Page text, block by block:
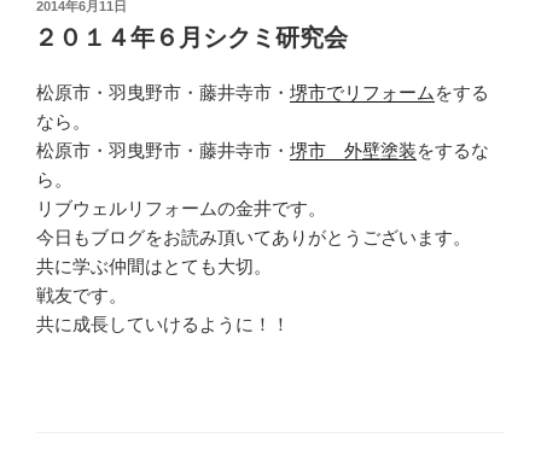
投
稿
日:
2014年6月11日
２０１４年６月シクミ研究会
松原市・羽曳野市・藤井寺市・ 堺市でリフォーム をする
なら。
松原市・羽曳野市・藤井寺市・ 堺市 外壁塗装をするな
ら。
リブウェルリフォームの金井です。
今日もブログをお読み頂いてありがとうございます。
共に学ぶ仲間はとても大切。
戦友です。
共に成長していけるように！！